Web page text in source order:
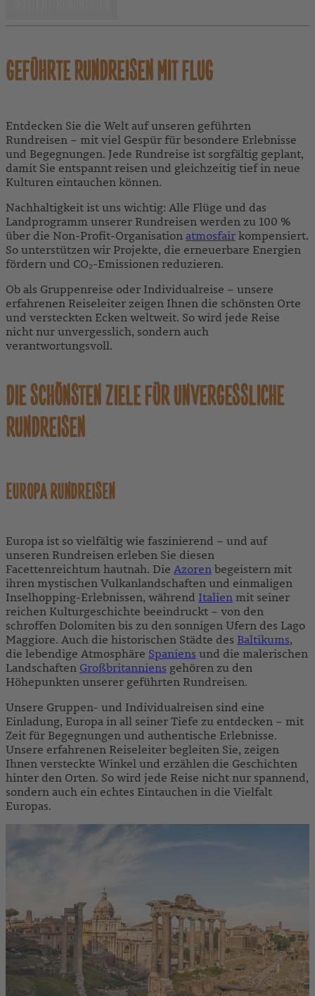
GEFÜHRTE RUNDREISEN MIT FLUG
Entdecken Sie die Welt auf unseren geführten
Rundreisen – mit viel Gespür für besondere Erlebnisse
und Begegnungen. Jede Rundreise ist sorgfältig geplant,
damit Sie entspannt reisen und gleichzeitig tief in neue
Kulturen eintauchen können.
Nachhaltigkeit ist uns wichtig: Alle Flüge und das
Landprogramm unserer Rundreisen werden zu 100 %
über die Non-Profit-Organisationatmosfairkompensiert.
So unterstützen wir Projekte, die erneuerbare Energien
fördern und CO₂-Emissionen reduzieren.
Ob als Gruppenreise oder Individualreise – unsere
erfahrenen Reiseleiter zeigen Ihnen die schönsten Orte
und versteckten Ecken weltweit. So wird jede Reise
nicht nur unvergesslich, sondern auch
verantwortungsvoll.
DIE SCHÖNSTEN ZIELE FÜR UNVERGESSLICHE
RUNDREISEN
EUROPA RUNDREISEN
Europa ist so vielfältig wie faszinierend – und auf
unseren Rundreisen erleben Sie diesen
Facettenreichtum hautnah. Die Azorenbegeistern mit
ihren mystischen Vulkanlandschaften und einmaligen
Inselhopping-Erlebnissen, während Italienmit seiner
reichen Kulturgeschichte beeindruckt – von den
schroffen Dolomiten bis zu den sonnigen Ufern des Lago
Maggiore. Auch die historischen Städte des Baltikums,
die lebendige Atmosphäre Spaniens und die malerischen
Landschaften Großbritanniens gehören zu den
Höhepunkten unserer geführten Rundreisen.
Unsere Gruppen- und Individualreisen sind eine
Einladung, Europa in all seiner Tiefe zu entdecken – mit
Zeit für Begegnungen und authentische Erlebnisse.
Unsere erfahrenen Reiseleiter begleiten Sie, zeigen
Ihnen versteckte Winkel und erzählen die Geschichten
hinter den Orten. So wird jede Reise nicht nur spannend,
sondern auch ein echtes Eintauchen in die Vielfalt
Europas.